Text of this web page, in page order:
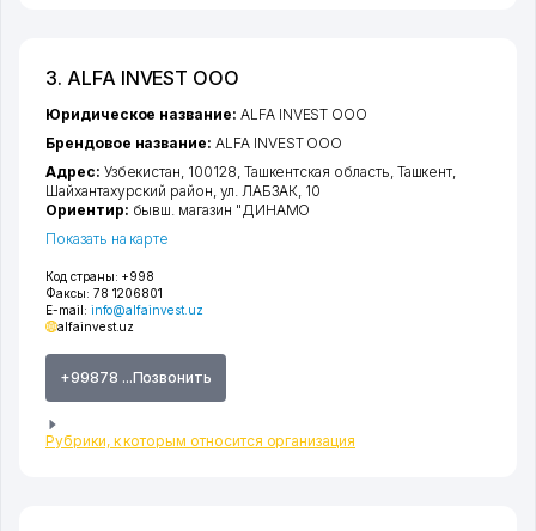
3. ALFA INVEST ООО
Код страны: +998
Факсы: 78 1206801
E-mail: info@alfainvest.uz
alfainvest.uz
+99878 ...Позвонить
Рубрики, к которым относится организация
Юридическое название: ALFA INVEST ООО
Брендовое название: ALFA INVEST ООО
Адрес: Узбекистан, 100128, Ташкентская область, Ташкент,
Шайхантахурский район, ул. ЛАБЗАК, 10
Ориентир: бывш. магазин "ДИНАМО
Показать на карте